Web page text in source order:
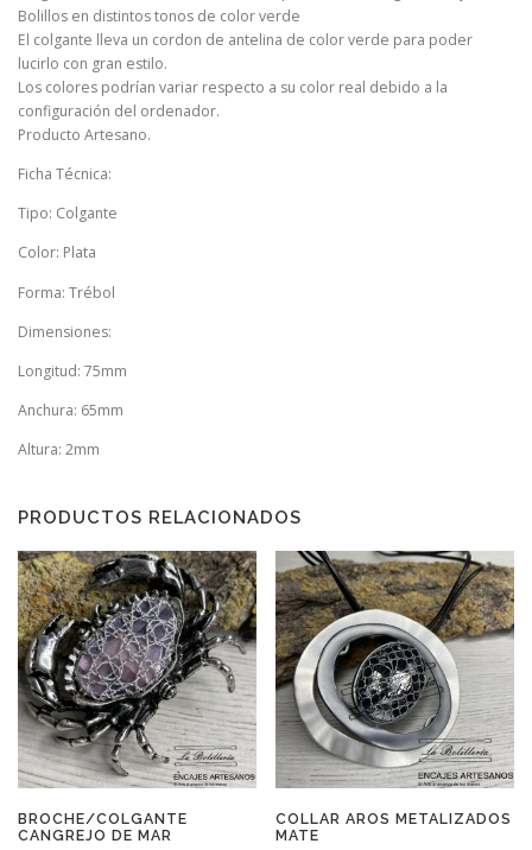
Bolillos en distintos tonos de color verde
El colgante lleva un cordon de antelina de color verde para poder
lucirlo con gran estilo.
Los colores podrían variar respecto a su color real debido a la
configuración del ordenador.
Producto Artesano.
Ficha Técnica:
Tipo: Colgante
Color: Plata
Forma: Trébol
Dimensiones:
Longitud: 75mm
Anchura: 65mm
Altura: 2mm
PRODUCTOS RELACIONADOS
BROCHE/COLGANTE
CANGREJO DE MAR
COLLAR AROS METALIZADOS
MATE